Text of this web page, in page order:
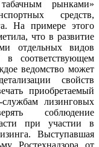
рынками»
средств,
На примере этого
что в развитие
отдельных видов
в соответствующем
ведомство может
свойств
приобретаемый
лизинговых
соблюдение
при участии в
Выступавшая
Ростехнадзора от